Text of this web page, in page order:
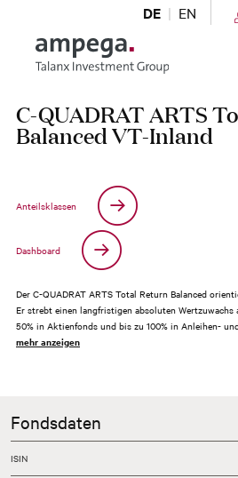
DE EN
Zum Hauptinhalt springen
C-QUADRAT ARTS
Balanced VT-Inland
Anteilsklassen
Dashboard
Der C-QUADRAT ARTS Total Return Balanced
Er strebt einen langfristigen absoluten Wertzuwachs
50% in Aktienfonds und bis zu 100% in Anleihen-
mehr anzeigen
Fondsdaten
ISIN